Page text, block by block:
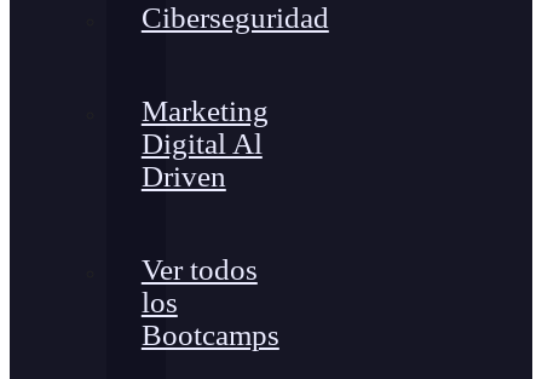
Ciberseguridad
Marketing
Digital Al
Driven
Ver todos
los
Bootcamps